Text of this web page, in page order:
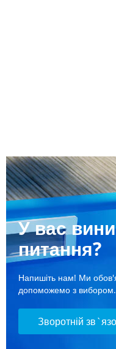
У вас
питання?
Напишіть нам! Ми
допоможемо з вибором.
Зворотній